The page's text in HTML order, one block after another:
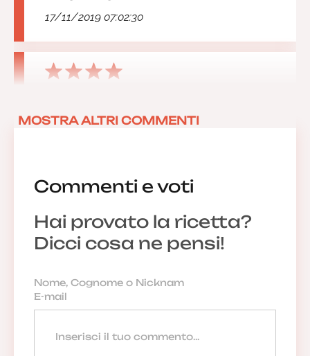
Commenti e voti
Hai provato la ricetta?
Dicci cosa ne pensi!
17/11/2019 07:02:30
21/10/2019 08:53:35
25/03/2019 21:56:03
Maria Luisa. Tumminello
MOSTRA ALTRI COMMENTI